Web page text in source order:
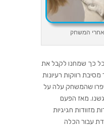
אחרי המשחק
כך שמחנו לקבל את
מסיבת רווקות רעיונות
שהמשחק עלה על
מאז הפעם
מזוודות חגיגיות
עבור הכלה